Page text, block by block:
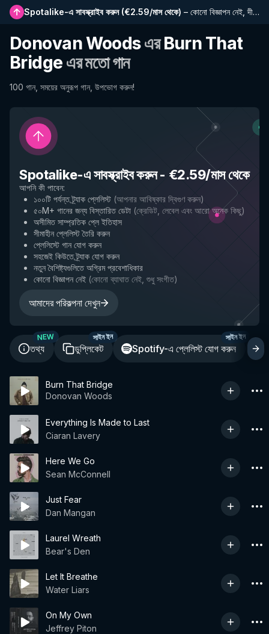
Spotalike-এ সাবস্ক্রাইব করুন(€2.59/মাস থেকে) – কোনো বিজ্ঞাপন নেই, দীর্ঘতর প্লেলিস্ট, সম্পূর্ণ ইতিহাস এবং নতুন বৈশিষ্ট্যে প্রাথমিক প্রবেশাধিকার
Donovan WoodsএরBurn That
Bridge এর মতো গান
100 গান, সময়ের অনুরূপ গান, উপভোগ করুন!
Spotalike-এ সাবস্ক্রাইব করুন- €2.59/মাস থেকে
আপনি কী পাবেন:
১০০টি পর্যন্ত ট্র্যাক প্লেলিস্ট (আপনার আবিষ্কার দ্বিগুণ করুন)
৫০M+ গানের জন্য বিস্তারিত ডেটা (ক্রেডিট, লেবেল এবং আরো অনেক কিছু)
অসীমিত সাম্প্রতিক প্লে ইতিহাস
সীমাহীন প্লেলিস্ট তৈরি করুন
প্লেলিস্টে গান যোগ করুন
সহজেই কিউতে ট্র্যাক যোগ করুন
নতুন বৈশিষ্ট্যগুলিতে অগ্রিম প্রবেশাধিকার
কোনো বিজ্ঞাপন নেই (কোনো ব্যাঘাত নেই, শুধু সংগীত)
আমাদের পরিকল্পনা দেখুন
তথ্য
NEW
ডুপ্লিকেট
সাইন ইন
Spotify-এ প্লেলিস্ট যোগ করুন
সাইন ইন
Burn That Bridge
Donovan Woods
Everything Is Made to Last
Ciaran Lavery
Here We Go
Sean McConnell
Just Fear
Dan Mangan
Laurel Wreath
Bear's Den
Let It Breathe
Water Liars
On My Own
Jeffrey Piton